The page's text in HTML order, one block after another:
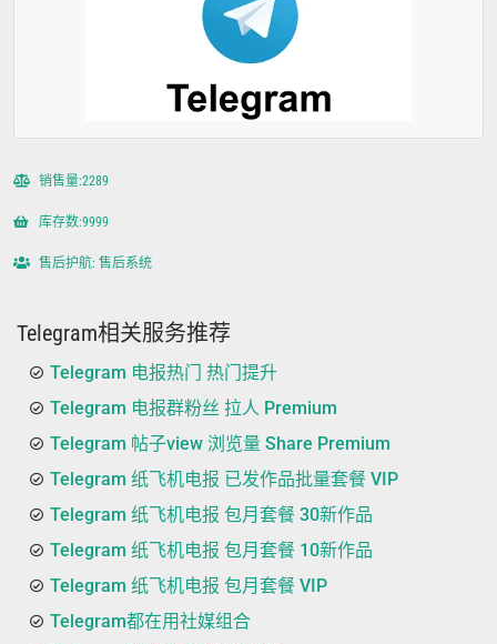
销售量:2289
库存数:9999
售后护航: 售后系统
Telegram相关服务推荐
Telegram 电报热门 热门提升
Telegram 电报群粉丝 拉人 Premium
Telegram 帖子view 浏览量 Share Premium
Telegram 纸飞机电报 已发作品批量套餐 VIP
Telegram 纸飞机电报 包月套餐 30新作品
Telegram 纸飞机电报 包月套餐 10新作品
Telegram 纸飞机电报 包月套餐 VIP
Telegram都在用社媒组合